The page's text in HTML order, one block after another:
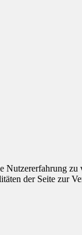
Nutzererfahrung
der Seite zur